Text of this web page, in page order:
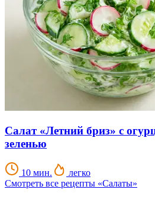
Салат «Летний бриз» с
зеленью
10 мин.
легко
Смотреть все рецепты «Салаты»